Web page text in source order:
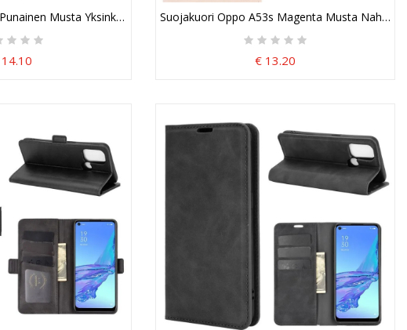
Musta Yksinkertainen Kiiltävä Nahkaefekti
Suojakuori Oppo A53s Magenta Musta
€ 13.20